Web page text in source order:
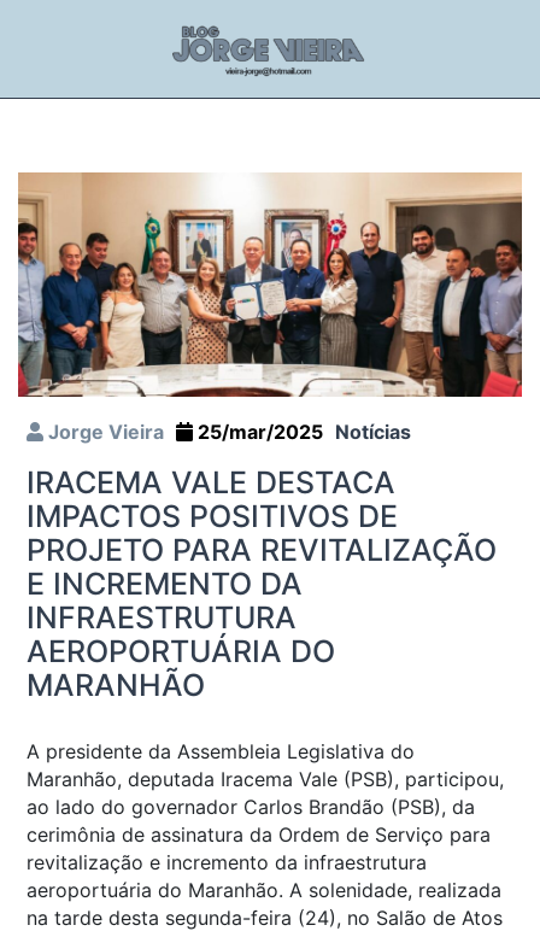
Jorge Vieira 25/mar/2025 Notícias
IRACEMA VALE DESTACA
IMPACTOS POSITIVOS DE
PROJETO PARA REVITALIZAÇÃO
E INCREMENTO DA
INFRAESTRUTURA
AEROPORTUÁRIA DO
MARANHÃO
A presidente da Assembleia Legislativa do
Maranhão, deputada Iracema Vale (PSB), participou,
ao lado do governador Carlos Brandão (PSB), da
cerimônia de assinatura da Ordem de Serviço para
revitalização e incremento da infraestrutura
aeroportuária do Maranhão. A solenidade, realizada
na tarde desta segunda-feira (24), no Salão de Atos